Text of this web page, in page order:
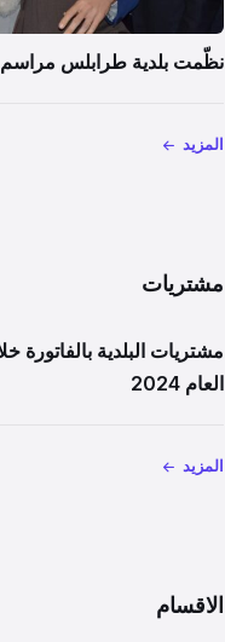
نظّمت بلدية طرابلس مراسم
المزيد
مشتريات
مشتريات البلدية بالفاتورة
العام 2024
المزيد
الاقسام